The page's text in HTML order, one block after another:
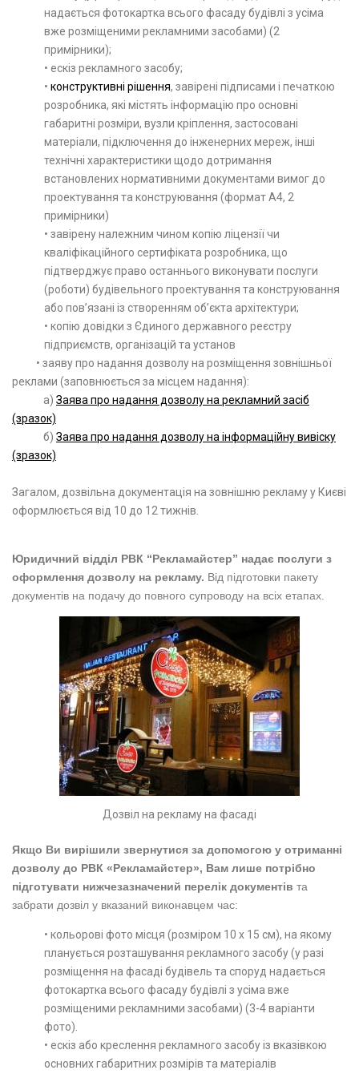
надається фотокартка всього фасаду будівлі з усіма
вже розміщеними рекламними засобами) (2
примірники);
• ескіз рекламного засобу;
• конструктивні рішення, завірені підписами і печаткою
розробника, які містять інформацію про основні
габаритні розміри, вузли кріплення, застосовані
матеріали, підключення до інженерних мереж, інші
технічні характеристики щодо дотримання
встановлених нормативними документами вимог до
проектування та конструювання (формат А4, 2
примірники)
• завірену належним чином копію ліцензії чи
кваліфікаційного сертифіката розробника, що
підтверджує право останнього виконувати послуги
(роботи) будівельного проектування та конструювання
або пов’язані із створенням об’єкта архітектури;
• копію довідки з Єдиного державного реєстру
підприємств, організацій та установ
• заяву про надання дозволу на розміщення зовнішньої
реклами (заповнюється за місцем надання):
а) Заява про надання дозволу на рекламний засіб
(зразок)
б) Заява про надання дозволу на інформаційну вивіску
(зразок)
Загалом, дозвільна документація на зовнішню рекламу у Києві
оформлюється від 10 до 12 тижнів.
Юридичний відділ РВК “Рекламайстер” надає послуги з
оформлення дозволу на рекламу. Від підготовки пакету
документів на подачу до повного супроводу на всіх етапах.
Дозвіл на рекламу на фасаді
Якщо Ви вирішили звернутися за допомогою у отриманні
дозволу до РВК «Рекламайстер», Вам лише потрібно
підготувати нижчезазначений перелік документів та
забрати дозвіл у вказаний виконавцем час:
• кольорові фото місця (розміром 10 х 15 см), на якому
планується розташування рекламного засобу (у разі
розміщення на фасаді будівель та споруд надається
фотокартка всього фасаду будівлі з усіма вже
розміщеними рекламними засобами) (3-4 варіанти
фото).
• ескіз або креслення рекламного засобу із вказівкою
основних габаритних розмірів та матеріалів